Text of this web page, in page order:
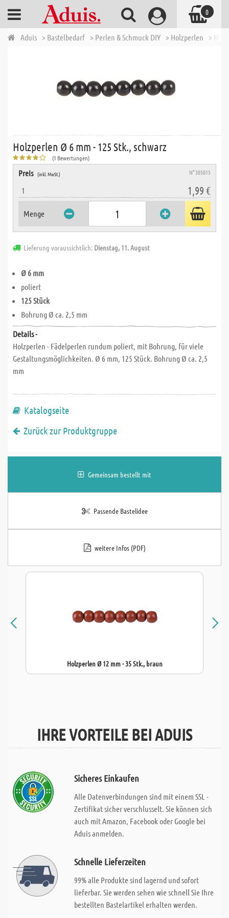
Aduis > Bastelbedarf > Perlen & Schmuck DIY > Holzperlen >
Holzperlen Ø 6 mm - 125 Stk., schwarz
(1 Bewertungen)
Preis (inkl. MwSt.) N° 305015
1 1,99 €
Menge
Lieferung voraussichtlich: Dienstag, 11. August
Ø 6 mm
poliert
125 Stück
Bohrung Ø ca. 2,5 mm
Details -
Holzperlen - Fädelperlen rundum poliert, mit Bohrung, für viele
Gestaltungsmöglichkeiten. Ø 6 mm, 125 Stück. Bohrung Ø ca. 2,5
mm
Katalogseite
Zurück zur Produktgruppe
Gemeinsam bestellt mit
Passende Bastelidee
weitere Infos (PDF)
Holzperlen Ø 12 mm - 35 Stk., braun
IHRE VORTEILE BEI ADUIS
Sicheres Einkaufen
Alle Datenverbindungen sind mit einem SSL -
Zertifikat sicher verschlusselt. Sie können sich
auch mit Amazon, Facebook oder Google bei
Aduis anmelden.
Schnelle Lieferzeiten
99% alle Produkte sind lagernd und sofort
lieferbar. Sie werden sehen wie schnell Sie Ihre
bestellten Bastelartikel erhalten werden.
0